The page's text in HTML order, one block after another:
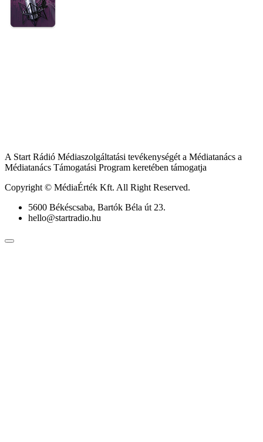
A Start Rádió Médiaszolgáltatási tevékenységét a Médiatanács a
Médiatanács Támogatási Program keretében támogatja
Copyright © MédiaÉrték Kft. All Right Reserved.
5600 Békéscsaba, Bartók Béla út 23.
hello@startradio.hu